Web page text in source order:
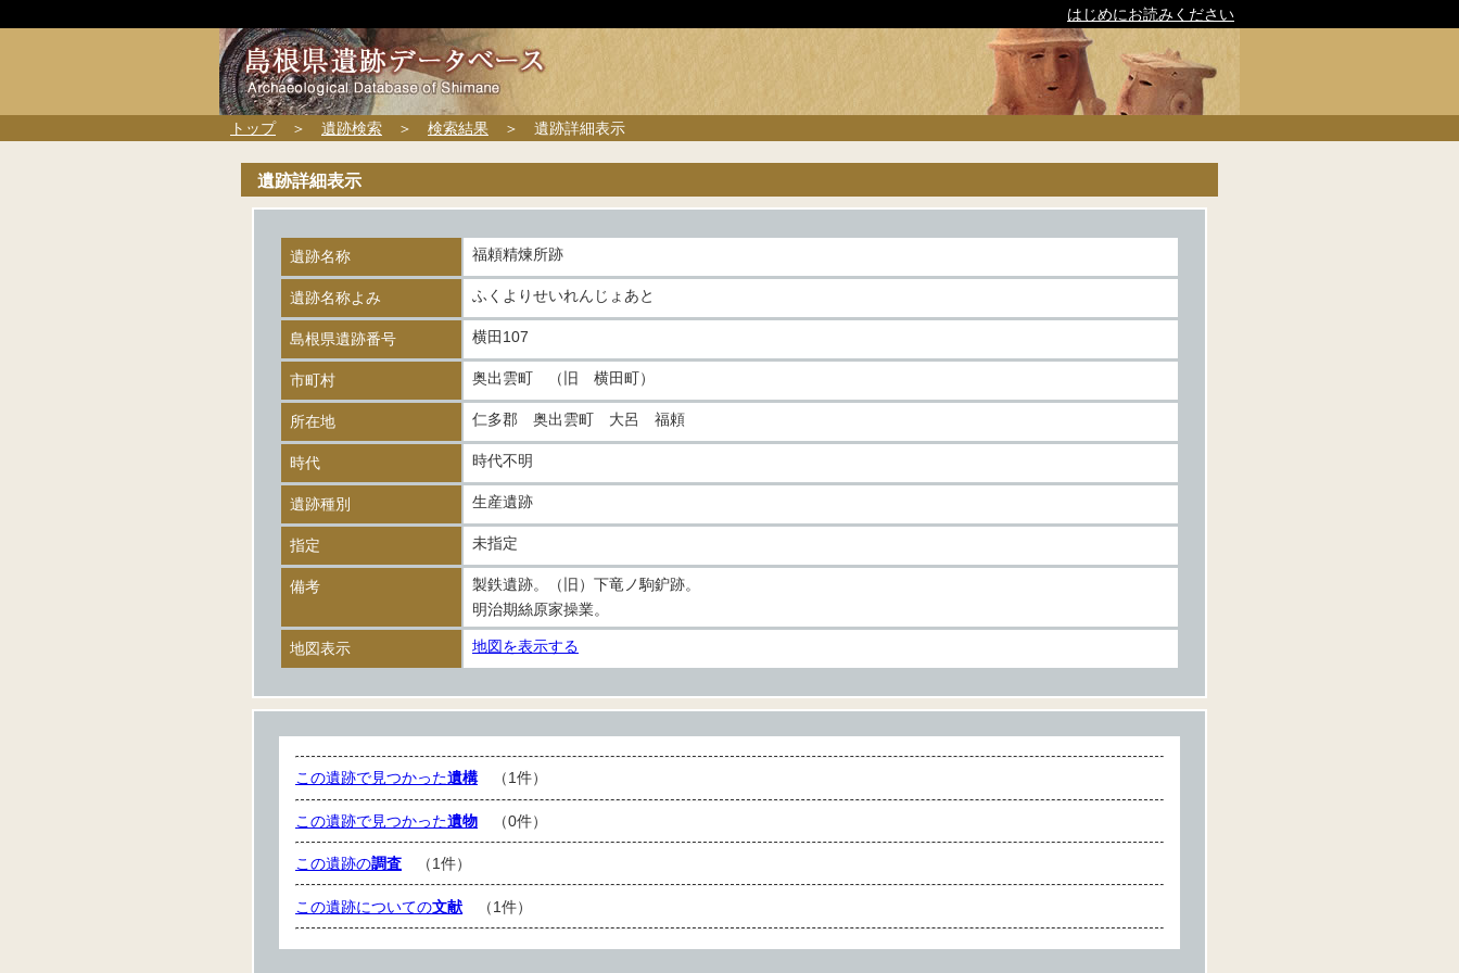
はじめにお読みください
トップ＞ 遺跡検索 ＞ 検索結果 ＞ 遺跡詳細表示
遺跡詳細表示
遺跡名称 福頼精煉所跡
遺跡名称よみ ふくよりせいれんじょあと
島根県遺跡番号 横田107
市町村 奥出雲町 （旧 横田町）
所在地 仁多郡 奥出雲町 大呂 福頼
時代 時代不明
遺跡種別 生産遺跡
指定 未指定
備考
製鉄遺跡。（旧）下竜ノ駒鈩跡。
明治期絲原家操業。
地図表示 地図を表示する
この遺跡で見つかった遺構（1件）
この遺跡で見つかった遺物 （0件）
この遺跡の調査 （1件）
この遺跡についての文献 （1件）